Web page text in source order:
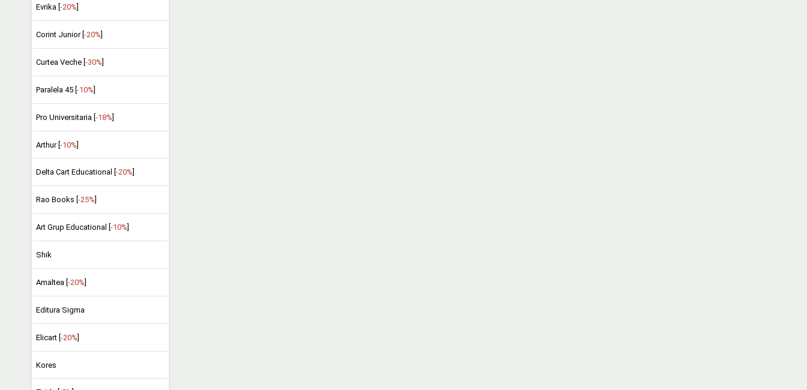
Evrika [ -20%
Corint Junior [ -20%
Curtea Veche [ -30%
Paralela 45 [ -10%
Pro Universitaria [-18%]
Arthur [-10%]
Delta Cart Educational [ -20%
Rao Books [ -25%
Art Grup Educational [ -10%
Shik
Amaltea [ -20%
Editura Sigma
Elicart [-20%]
Kores